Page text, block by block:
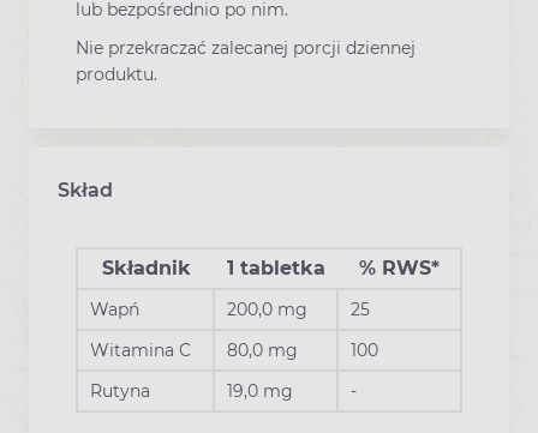
lub bezpośrednio po nim.
Nie przekraczać zalecanej porcji dziennej
produktu.
Skład
Składnik 1 tabletka % RWS*
Wapń 200,0 mg
25
Witamina C
80,0 mg
100
Rutyna
19,0 mg -